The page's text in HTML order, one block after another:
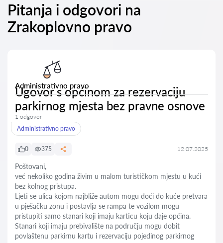
Pitanja i odgovori na
Zrakoplovno pravo
Administrativno pravo
Ugovor s općinom za rezervaciju
parkirnog mjesta bez pravne osnove
1 odgovor
Administrativno pravo
0 375 12.07.2025
Poštovani,
već nekoliko godina živim u malom turističkom mjestu u kući
bez kolnog pristupa.
Ljeti se ulica kojom najbliže autom mogu doći do kuće pretvara
u pješačku zonu i postavlja se rampa te vozilom mogu
pristupiti samo stanari koji imaju karticu koju daje općina.
Stanari koji imaju prebivalište na području mogu dobit
povlaštenu parkirnu kartu i rezervaciju pojedinog parkirnog